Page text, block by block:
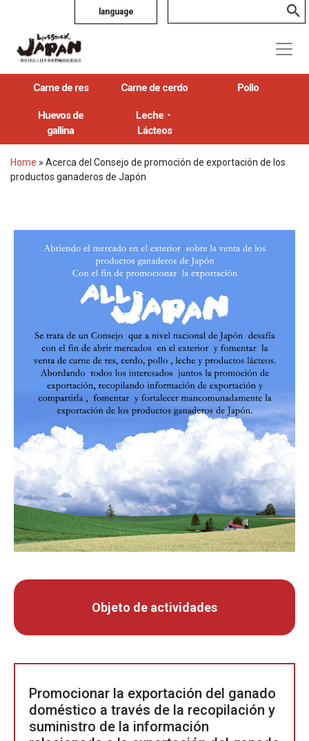
language
Carne de res Carne de cerdo Pollo
Huevos de
gallina
Leche・
Lácteos
Home » Acerca del Consejo de promoción de exportación de los
productos ganaderos de Japón
Objeto de actividades
Promocionar la exportación del ganado
doméstico a través de la recopilación y
suministro de la información